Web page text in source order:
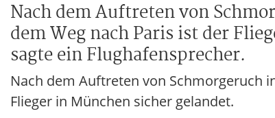
Nach dem Auftreten von
dem Weg nach Paris ist der
sagte ein Flughafensprecher.
Nach dem Auftreten von Schmorgeruch
Flieger in München sicher gelandet.